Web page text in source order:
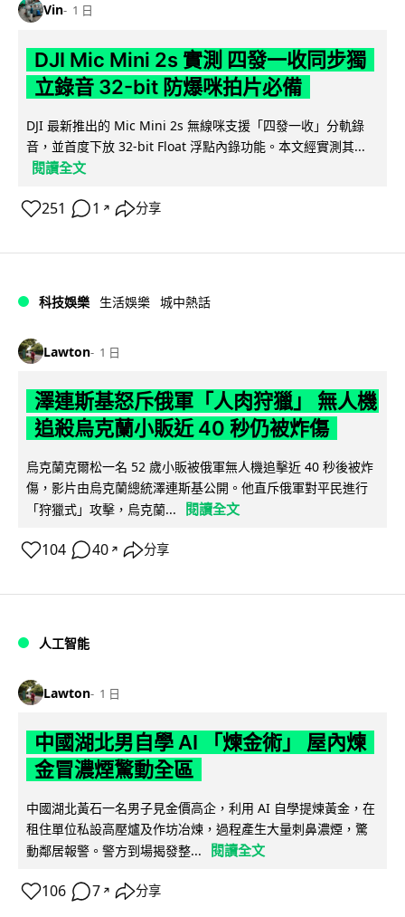
Vin 1 日
DJI Mic Mini 2s 實測 四發一收同步獨
立錄音 32-bit 防爆咪拍片必備
DJI 最新推出的 Mic Mini 2s 無線咪支援「四發一收」分軌錄
音，並首度下放 32-bit Float 浮點內錄功能。本文經實測其...
閱讀全文
251 1 ↗ 分享
科技娛樂 生活娛樂 城中熱話
Lawton 1 日
澤連斯基怒斥俄軍「人肉狩獵」 無人機
追殺烏克蘭小販近 40 秒仍被炸傷
烏克蘭克爾松一名 52 歲小販被俄軍無人機追擊近 40 秒後被炸
傷，影片由烏克蘭總統澤連斯基公開。他直斥俄軍對平民進行
「狩獵式」攻擊，烏克蘭...
閱讀全文
104 40 ↗ 分享
人工智能
Lawton 1 日
中國湖北男自學 AI 「煉金術」 屋內煉
金冒濃煙驚動全區
中國湖北黃石一名男子見金價高企，利用 AI 自學提煉黃金，在
租住單位私設高壓爐及作坊冶煉，過程產生大量刺鼻濃煙，驚
動鄰居報警。警方到場揭發整...
閱讀全文
106 7 ↗ 分享